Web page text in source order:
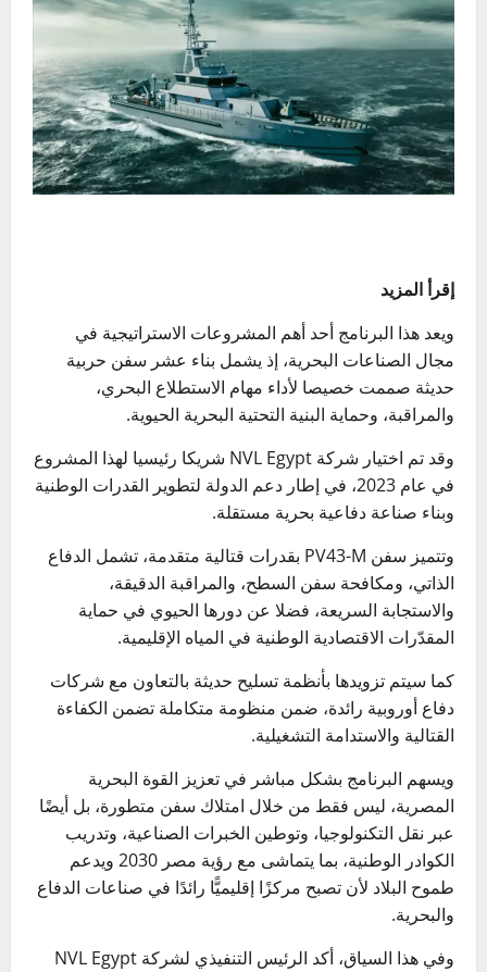
إقرأ المزيد
ويعد هذا البرنامج أحد أهم المشروعات الاستراتيجية في
مجال الصناعات البحرية، إذ يشمل بناء عشر سفن حربية
حديثة صممت خصيصا لأداء مهام الاستطلاع البحري،
والمراقبة، وحماية البنية التحتية البحرية الحيوية.
وقد تم اختيار شركة NVL Egypt شريكا رئيسيا لهذا المشروع
في عام 2023، في إطار دعم الدولة لتطوير القدرات الوطنية
وبناء صناعة دفاعية بحرية مستقلة.
وتتميز سفن PV43-M بقدرات قتالية متقدمة، تشمل الدفاع
الذاتي، ومكافحة سفن السطح، والمراقبة الدقيقة،
والاستجابة السريعة، فضلا عن دورها الحيوي في حماية
المقدّرات الاقتصادية الوطنية في المياه الإقليمية.
كما سيتم تزويدها بأنظمة تسليح حديثة بالتعاون مع شركات
دفاع أوروبية رائدة، ضمن منظومة متكاملة تضمن الكفاءة
القتالية والاستدامة التشغيلية.
ويسهم البرنامج بشكل مباشر في تعزيز القوة البحرية
المصرية، ليس فقط من خلال امتلاك سفن متطورة، بل أيضًا
عبر نقل التكنولوجيا، وتوطين الخبرات الصناعية، وتدريب
الكوادر الوطنية، بما يتماشى مع رؤية مصر 2030 ويدعم
طموح البلاد لأن تصبح مركزًا إقليميًّا رائدًا في صناعات الدفاع
والبحرية.
وفي هذا السياق، أكد الرئيس التنفيذي لشركة NVL Egypt